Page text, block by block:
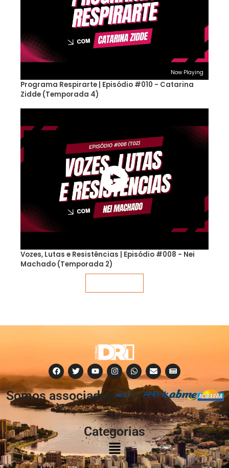
Now Playing
Programa Respirarte | Episódio #010 - Catarina
Zidde (Temporada 4)
Vozes, Lutas e Resistências | Episódio #008 - Nei
Machado (Temporada 2)
Somos associados
à:
Categorias